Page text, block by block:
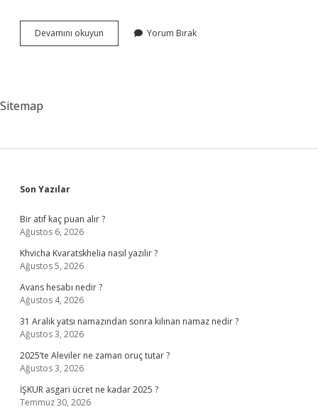
Devamını okuyun Romatoloji
Hangi
Yorum Bırak
Sitemap
Sidebar
Son Yazılar
Bir atıf kaç puan alır ?
Ağustos 6, 2026
Khvicha Kvaratskhelia nasıl yazılır ?
Ağustos 5, 2026
Avans hesabı nedir ?
Ağustos 4, 2026
31 Aralık yatsı namazından sonra kılınan namaz nedir ?
Ağustos 3, 2026
2025’te Aleviler ne zaman oruç tutar ?
Ağustos 3, 2026
İŞKUR asgari ücret ne kadar 2025 ?
Temmuz 30, 2026